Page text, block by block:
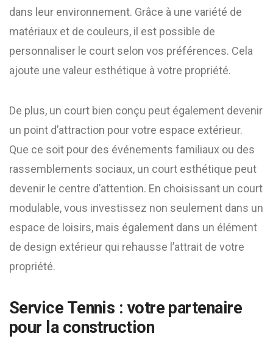
dans leur environnement. Grâce à une variété de
matériaux et de couleurs, il est possible de
personnaliser le court selon vos préférences. Cela
ajoute une valeur esthétique à votre propriété.
De plus, un court bien conçu peut également devenir
un point d’attraction pour votre espace extérieur.
Que ce soit pour des événements familiaux ou des
rassemblements sociaux, un court esthétique peut
devenir le centre d’attention. En choisissant un court
modulable, vous investissez non seulement dans un
espace de loisirs, mais également dans un élément
de design extérieur qui rehausse l’attrait de votre
propriété.
Service Tennis : votre partenaire
pour la construction